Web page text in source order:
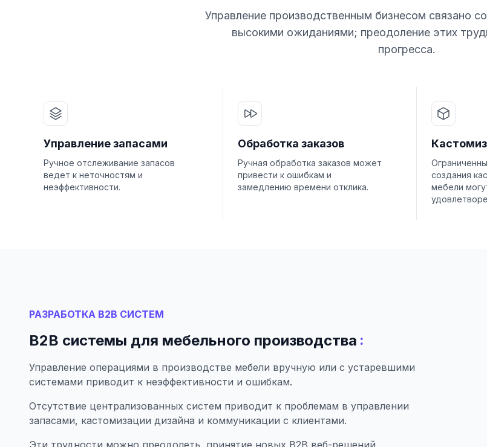
Управление производственным бизнесом связано
высокими ожиданиями; преодоление этих
прогресса.
Управление запасами
Ручное отслеживание запасов
ведет к неточностям и
неэффективности.
Обработка заказов
Ручная обработка заказов может
привести к ошибкам и
замедлению времени отклика.
создания
мебели
РАЗРАБОТКА B2B СИСТЕМ
B2B системы для мебельного производства :
Управление операциями в производстве мебели вручную или с устаревшими
системами приводит к неэффективности и ошибкам.
Отсутствие централизованных систем приводит к проблемам в управлении
запасами, кастомизации дизайна и коммуникации с клиентами.
Эти трудности можно преодолеть, принятие новых B2B веб-решений,